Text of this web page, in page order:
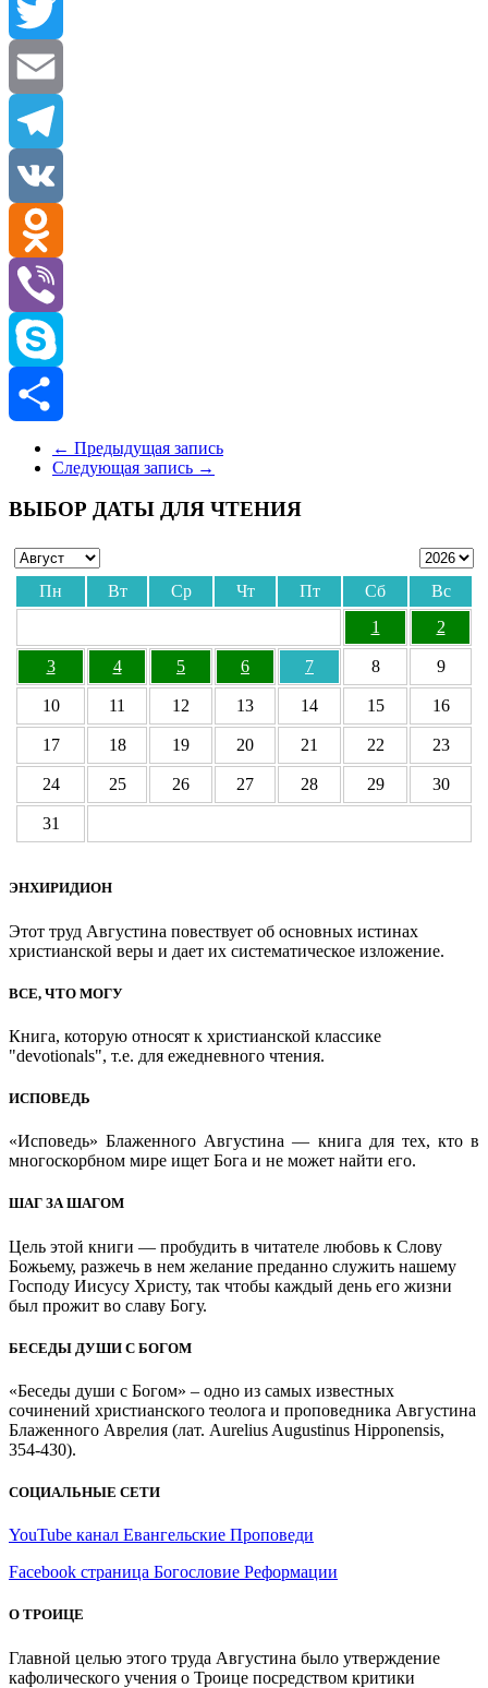
Facebook
Twitter
Email
Telegram
VK
Odnoklassniki
Viber
Skype
Отправить
← Предыдущая запись
Следующая запись →
ВЫБОР ДАТЫ ДЛЯ ЧТЕНИЯ
Пн Вт Ср Чт Пт Сб
Вс
1
2
3 4 5 6 7 8 9
10 11 12 13 14 15 16
17 18 19 20 21 22 23
24 25 26 27 28 29 30
31
ЭНХИРИДИОН
Этот труд Августина повествует об основных истинах
христианской веры и дает их систематическое изложение.
ВСЕ, ЧТО МОГУ
Книга, которую относят к христианской классике
"devotionals", т.е. для ежедневного чтения.
ИСПОВЕДЬ
«Исповедь» Блаженного Августина — книга для тех, кто в
многоскорбном мире ищет Бога и не может найти его.
ШАГ ЗА ШАГОМ
Цель этой книги — пробудить в читателе любовь к Слову
Божьему, разжечь в нем желание преданно служить нашему
Господу Иисусу Христу, так чтобы каждый день его жизни
был прожит во славу Богу.
БЕСЕДЫ ДУШИ С БОГОМ
«Беседы души с Богом» – одно из самых известных
сочинений христианского теолога и проповедника Августина
Блаженного Аврелия (лат. Aurelius Augustinus Hipponensis,
354-430).
СОЦИАЛЬНЫЕ СЕТИ
YouTube канал Евангельские Проповеди
Facebook страница Богословие Реформации
О ТРОИЦЕ
Главной целью этого труда Августина было утверждение
кафолического учения о Троице посредством критики